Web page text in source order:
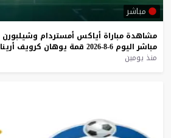
مباشر
مشاهدة مباراة أياكس أمستردام وشيلبورن
مباشر اليوم 6-8-2026 قمة يوهان كرويف أرينا
منذ يومين